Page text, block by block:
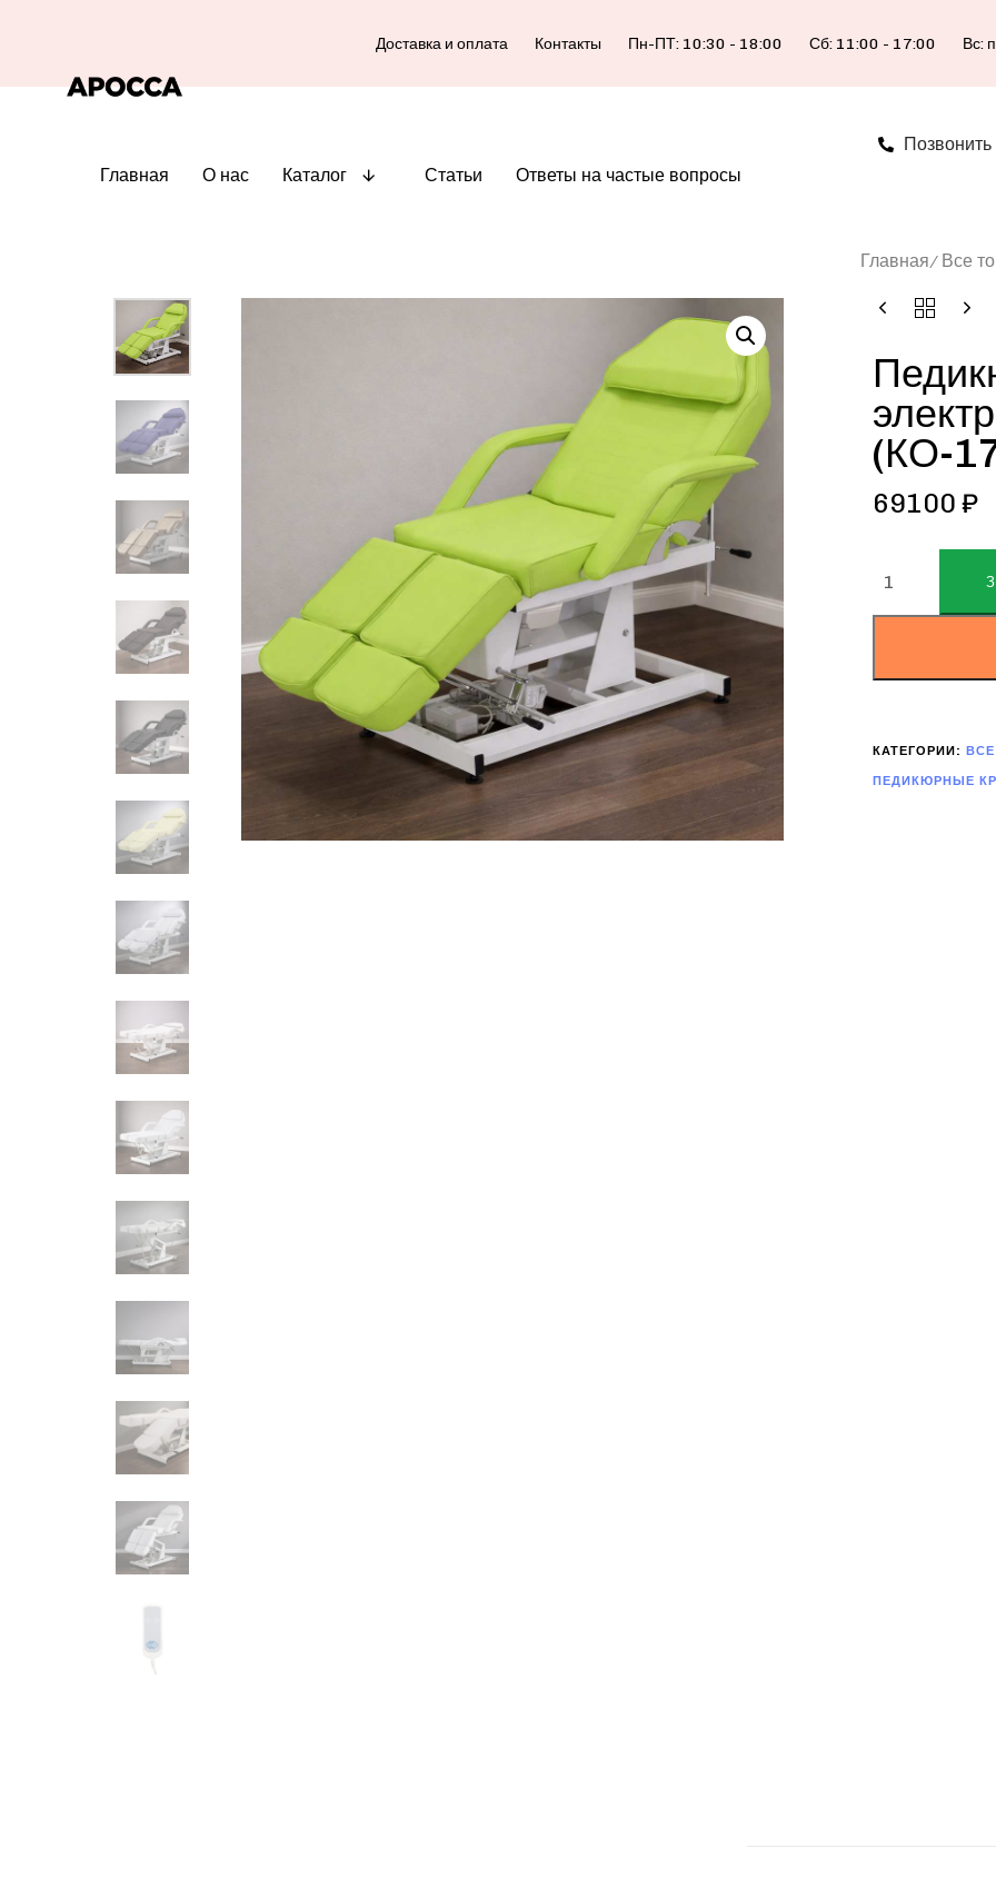
Доставка и оплата Контакты Пн-ПТ: 10:30 - 18:00 Сб: 11:00 - 17:00 Вс:
Главная О нас Каталог Статьи Ответы на частые вопросы
Позвонить
Главная Все
(КО-
69100 ₽
КАТЕГОРИИ:
ПЕДИКЮРНЫЕ